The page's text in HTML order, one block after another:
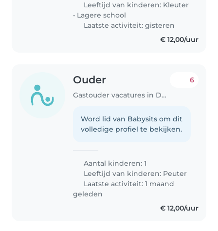
Leeftijd van kinderen: Kleuter
• Lagere school
Laatste activiteit: gisteren
€ 12,00/uur
Ouder
Gastouder vacatures in Den Haag
6
Word lid van Babysits om dit
volledige profiel te bekijken.
Aantal kinderen: 1
Leeftijd van kinderen: Peuter
Laatste activiteit: 1 maand
geleden
€ 12,00/uur